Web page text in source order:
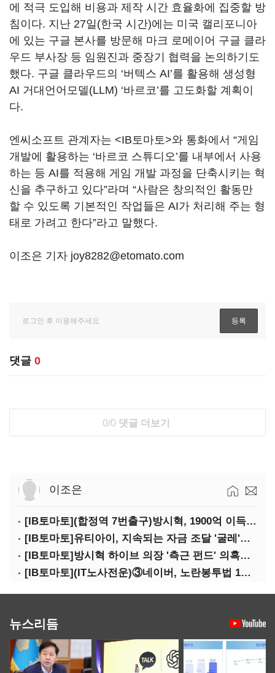
에 적극 도입해 비용과 제작 시간 효율화에 집중할 방
침이다. 지난 27일(한국 시간)에는 미국 캘리포니아
에 있는 구글 본사를 방문해 마크 로메이어 구글 클라
우드 부사장 등 임원진과 중장기 협력을 논의하기도
했다. 구글 클라우드의 ‘버텍스 AI’를 활용해 생성형
AI 거대언어모델(LLM) ‘바르코’를 고도화할 계획이
다.
엔씨소프트 관계자는 <IB토마토>와 통화에서 “게임
개발에 활용하는 ‘바르코 스튜디오’를 내부에서 사용
하는 등 AI를 적용해 게임 개발 과정을 단축시키는 혁
신을 추구하고 있다”라며 “사람은 창의적인 활동만
할 수 있도록 기본적인 작업들은 AI가 처리해 주는 형
태로 가려고 한다”라고 말했다.
이조은 기자 joy8282@etomato.com
댓글 0
0/0 댓글 더보기
이조은
[IB토마토](합정역 7번출구)방시혁, 1900억 이득 논란…하이브 상장 진실은?
[IB토마토]유티아이, 지속되는 자금 조달 '굴레'…부채 리스크 고조
[IB토마토]방시혁 하이브 의장 '측근 펀드' 의혹…실상은 해외 투자 무산
[IB토마토](IT노사전운)③네이버, 노란봉투법 1호 되나…관건은 '진짜 주인'
뉴스리듬